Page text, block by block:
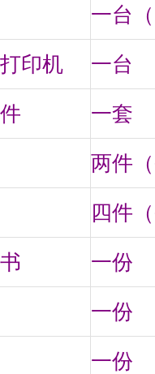
一台
印机 一台
一套
两件
四件
一份
一份
一份